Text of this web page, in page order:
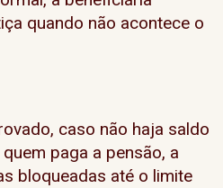
quando não acontece o
caso não haja saldo
paga a pensão, a
bloqueadas até o limite